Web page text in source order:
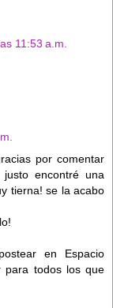
11:53 a.m.
por comentar
encontré una
tierna! se la acabo
en Espacio
para todos los que